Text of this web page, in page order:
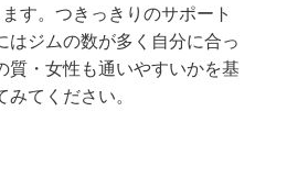
す。つきっきりのサポート
はジムの数が多く自分に合っ
質・女性も通いやすいかを基
てください。